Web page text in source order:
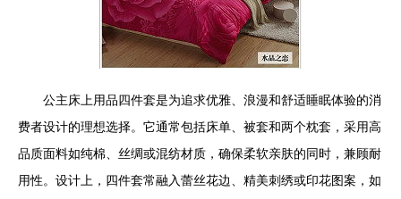
公主床上用品四件套是为追求优雅、浪漫和舒适睡眠体验的消
费者设计的理想选择。它通常包括床单、被套和两个枕套，采用高
品质面料如纯棉、丝绸或混纺材质，确保柔软亲肤的同时，兼顾耐
用性。设计上，四件套常融入蕾丝花边、精美刺绣或印花图案，如